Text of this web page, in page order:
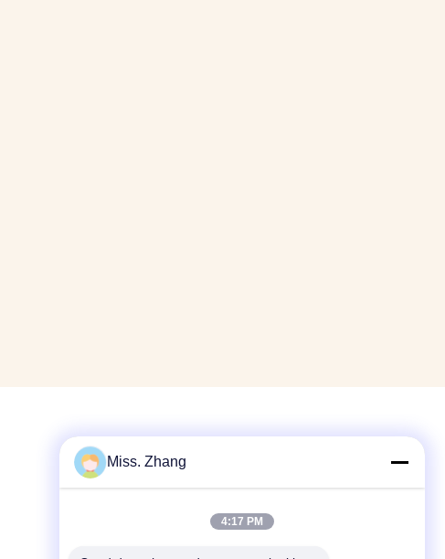
Liên lạc nhanh
86-177-44909388
Miss. Zhang
4:17 PM